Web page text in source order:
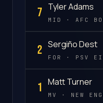
7 Tyler Adams
MID · AFC
2 Sergiño Dest
FOR · PSV
1 Matt Turner
MV · NEW